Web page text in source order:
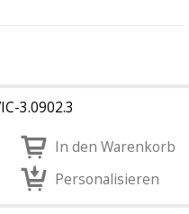
3.0902.3
In den Warenkorb
Personalisieren